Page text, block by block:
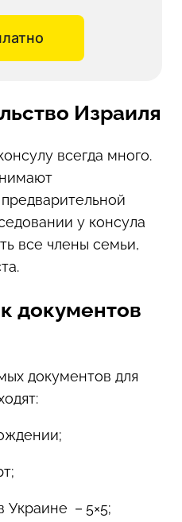
Израиля
всегда много.
у консула
все члены семьи,
документов
документов для
Украине －5×5;